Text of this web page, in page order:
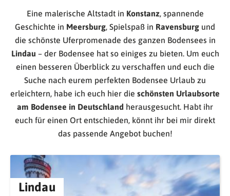
Eine malerische Altstadt in Konstanz, spannende
Geschichte in Meersburg, Spielspaß in Ravensburg und
die schönste Uferpromenade des ganzen Bodensees in
Lindau – der Bodensee hat so einiges zu bieten. Um euch
einen besseren Überblick zu verschaffen und euch die
Suche nach eurem perfekten Bodensee Urlaub zu
erleichtern, habe ich euch hier die schönsten Urlaubsorte
am Bodensee in Deutschland herausgesucht. Habt ihr
euch für einen Ort entschieden, könnt ihr bei mir direkt
das passende Angebot buchen!
Lindau